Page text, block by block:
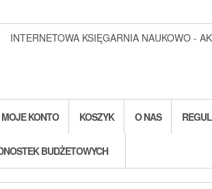
INTERNETOWA KSIĘGARNIA NAUKOWO -
MOJE KONTO KOSZYK O NAS
BUDŻETOWYCH